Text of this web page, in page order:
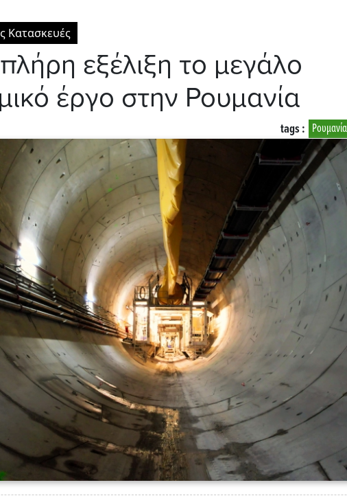
Κατασκευές
εξέλιξη το μεγάλο
έργο στην Ρουμανία
Ρουμανία
tags :